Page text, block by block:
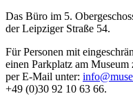
Das Büro im 5.
der Leipziger Straße 54.
Für Personen mit
einen Parkplatz am
per E-Mail unter:
+49 (0)30 92 10 63 66.